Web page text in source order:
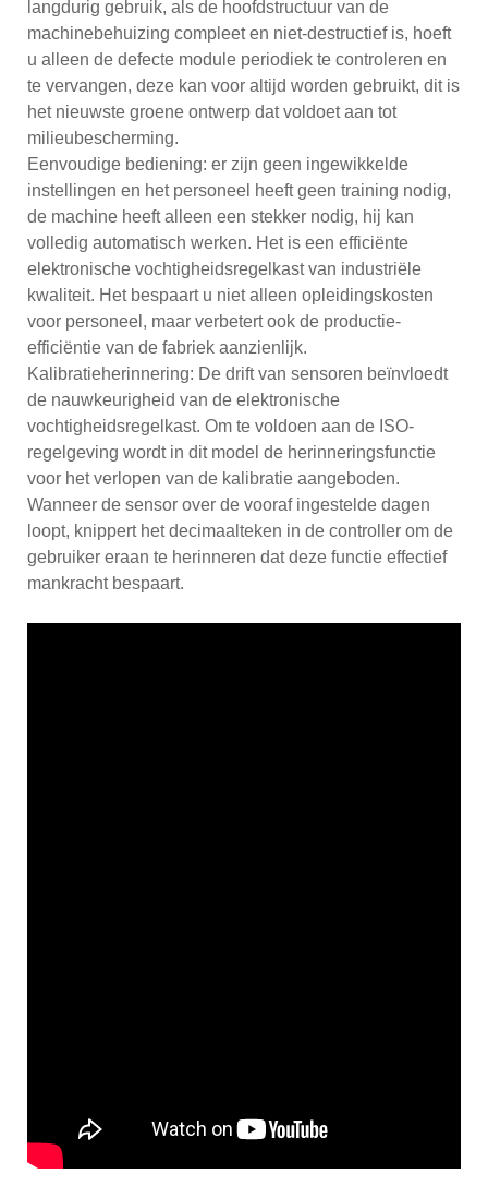
langdurig gebruik, als de hoofdstructuur van de
machinebehuizing compleet en niet-destructief is, hoeft
u alleen de defecte module periodiek te controleren en
te vervangen, deze kan voor altijd worden gebruikt, dit is
het nieuwste groene ontwerp dat voldoet aan tot
milieubescherming.
Eenvoudige bediening: er zijn geen ingewikkelde
instellingen en het personeel heeft geen training nodig,
de machine heeft alleen een stekker nodig, hij kan
volledig automatisch werken. Het is een efficiënte
elektronische vochtigheidsregelkast van industriële
kwaliteit. Het bespaart u niet alleen opleidingskosten
voor personeel, maar verbetert ook de productie-
efficiëntie van de fabriek aanzienlijk.
Kalibratieherinnering: De drift van sensoren beïnvloedt
de nauwkeurigheid van de elektronische
vochtigheidsregelkast. Om te voldoen aan de ISO-
regelgeving wordt in dit model de herinneringsfunctie
voor het verlopen van de kalibratie aangeboden.
Wanneer de sensor over de vooraf ingestelde dagen
loopt, knippert het decimaalteken in de controller om de
gebruiker eraan te herinneren dat deze functie effectief
mankracht bespaart.